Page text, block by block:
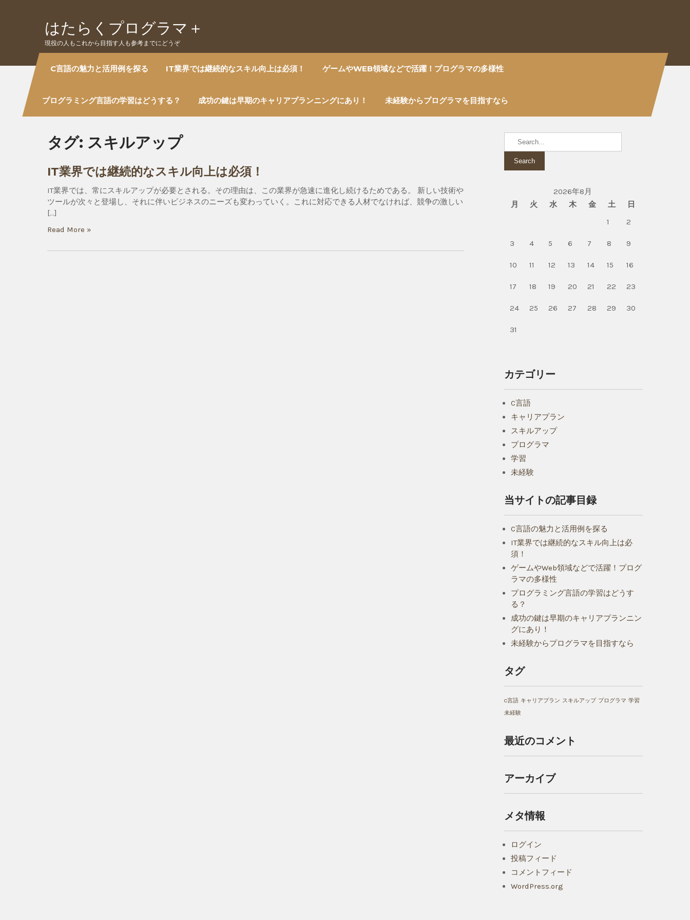
はたらくプログラマ＋
現役の人もこれから目指す人も参考までにどうぞ
C言語の魅力と活用例を探る IT業界では継続的なスキル向上は必須！ ゲームやWEB領域などで活躍！プログラマの多様性
プログラミング言語の学習はどうする？ 成功の鍵は早期のキャリアプランニングにあり！ 未経験からプログラマを目指すなら
タグ: スキルアップ
IT業界では継続的なスキル向上は必須！
IT業界では、常にスキルアップが必要とされる。その理由は、この業界が急速に進化し続けるためである。 新しい技術や
ツールが次々と登場し、それに伴いビジネスのニーズも変わっていく。これに対応できる人材でなければ、競争の激しい
[…]
Read More »
2026年8月
月
火 水 木 金 土
日
1
2
3 4 5 6 7 8 9
10 11 12 13 14 15 16
17 18 19 20 21 22 23
24 25 26 27 28 29 30
31
カテゴリー
C言語
キャリアプラン
スキルアップ
プログラマ
学習
未経験
当サイトの記事目録
C言語の魅力と活用例を探る
IT業界では継続的なスキル向上は必
須！
ゲームやWeb領域などで活躍！プログ
ラマの多様性
プログラミング言語の学習はどうす
る？
成功の鍵は早期のキャリアプランニン
グにあり！
未経験からプログラマを目指すなら
タグ
C言語 キャリアプラン スキルアップ プログラマ 学習
未経験
最近のコメント
アーカイブ
メタ情報
ログイン
投稿フィード
コメントフィード
WordPress.org